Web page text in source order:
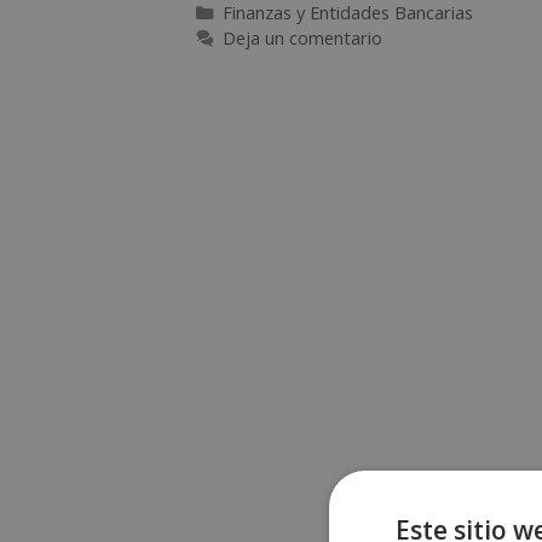
Finanzas y Entidades Bancarias
Deja un comentario
Este sitio